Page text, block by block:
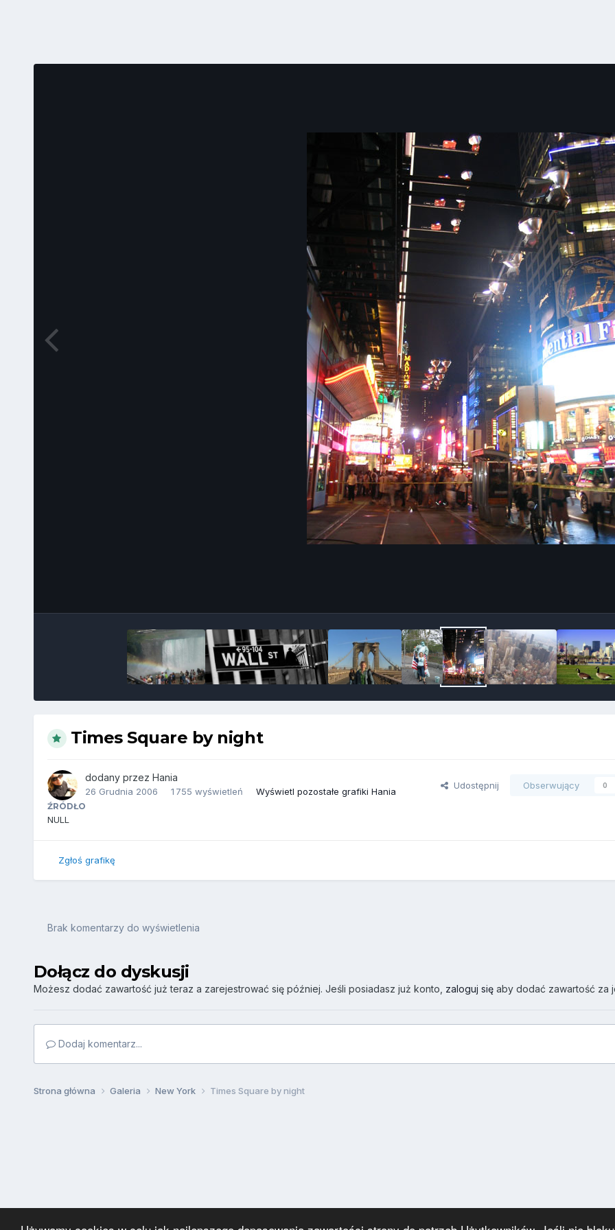
Times Square by night
dodany przez Hania
26 Grudnia 2006 1 755 wyświetleń Wyświetl pozostałe grafiki Hania
Udostępnij Obserwujący 0
ŹRÓDŁO
NULL
Zgłoś grafikę
Brak komentarzy do wyświetlenia
Dołącz do dyskusji
Możesz dodać zawartość już teraz a zarejestrować się później. Jeśli posiadasz już konto, zaloguj sięaby dodać zawartość za
Dodaj komentarz...
Strona główna Galeria New York Times Square by night